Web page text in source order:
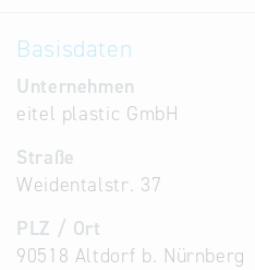
Basisdaten
Unternehmen
eitel plastic GmbH
Straße
Weidentalstr. 37
PLZ / Ort
90518 Altdorf b. Nürnberg